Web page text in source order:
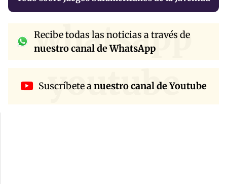
whatsapp
Recibe todas las noticias a través de
nuestro canal de WhatsApp
youtube
Suscríbete anuestro canal de Youtube